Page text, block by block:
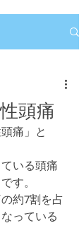
頭痛
痛」と
いる頭痛
す。
約7割を占
っている